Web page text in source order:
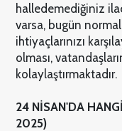
halledemediğiniz
varsa, bugün
ihtiyaçlarınızı
olması,
kolaylaştırmaktadır.
24 NİSAN'DA
2025)